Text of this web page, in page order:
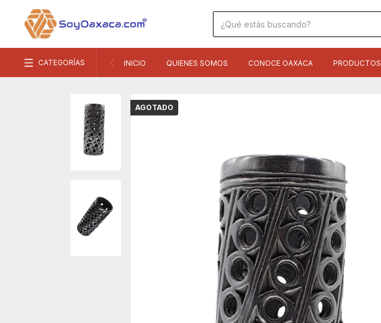
CATEGORÍAS INICIO QUIENES SOMOS CONOCE OAXACA PRODUCTOS
AGOTADO